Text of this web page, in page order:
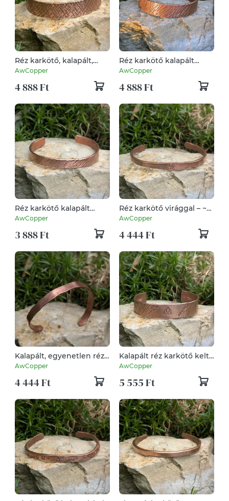
Réz karkötő, kalapált,
keresztirányú hálós
mintával – 13-15 mm –
kézzel készített - vörösréz
AwCopper
4 888 Ft
Réz karkötő kalapált
vonalmintával – 13-15 mm
– kézzel készített -
vörösréz
AwCopper
4 888 Ft
Réz karkötő kalapált
vonalmintával – 8-10 mm
– kézzel készített -
vörösréz
AwCopper
3 888 Ft
Réz karkötő virággal – ~5
mm – kézzel készített -
vörösréz
AwCopper
4 444 Ft
Kalapált, egyenetlen réz
karkötő – ~6 mm – kézzel
készített - vörösréz
AwCopper
4 444 Ft
Kalapált réz karkötő kelta
csomóval – 13-15 mm –
kézzel készített - vörösréz
AwCopper
5 555 Ft